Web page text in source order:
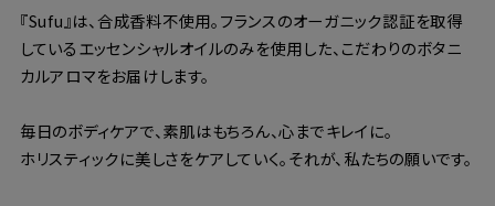
『Sufu』は、合成香料不使用。フランスのオーガニック認証を取得
しているエッセンシャルオイルのみを使用した、こだわりのボタニ
カルアロマをお届けします。
毎日のボディケアで、素肌はもちろん、心までキレイに。
ホリスティックに美しさをケアしていく。それが、私たちの願いです。